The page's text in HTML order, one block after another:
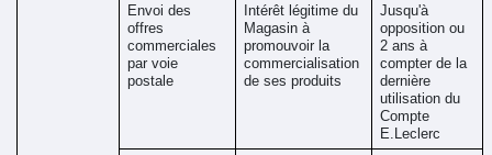
Envoi des
offres
commerciales
par voie
postale
Intérêt légitime du
Magasin à
promouvoir la
commercialisation
de ses produits
Jusqu'à
opposition ou
2 ans à
compter de la
dernière
utilisation du
Compte
E.Leclerc